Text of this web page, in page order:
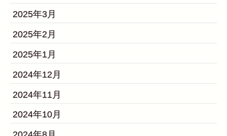
2025年3月
2025年2月
2025年1月
2024年12月
2024年11月
2024年10月